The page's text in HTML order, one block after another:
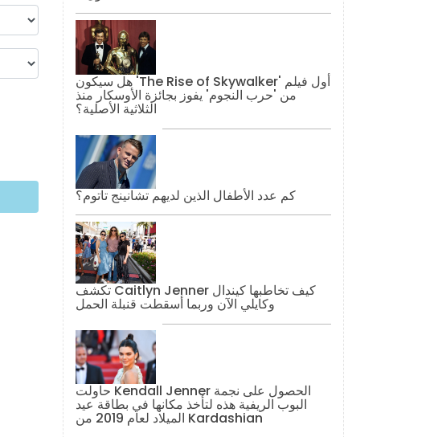
هل سيكون 'The Rise of Skywalker' أول فيلم
من 'حرب النجوم' يفوز بجائزة الأوسكار منذ
الثلاثية الأصلية؟
كم عدد الأطفال الذين لديهم تشانينج تاتوم؟
تكشف Caitlyn Jenner كيف تخاطبها كيندال
وكايلي الآن وربما أسقطت قنبلة الحمل
حاولت Kendall Jenner الحصول على نجمة
البوب ​​الريفية هذه لتأخذ مكانها في بطاقة عيد
الميلاد لعام 2019 من Kardashian